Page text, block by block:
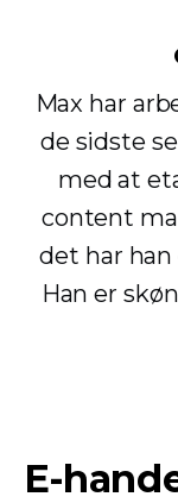
Max har
de sidste
med at
content
det har
Han er
E-